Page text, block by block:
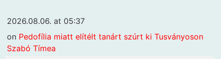
2026.08.06. at 05:37
on Pedofília miatt elítélt tanárt szúrt ki Tusványoson
Szabó Tímea